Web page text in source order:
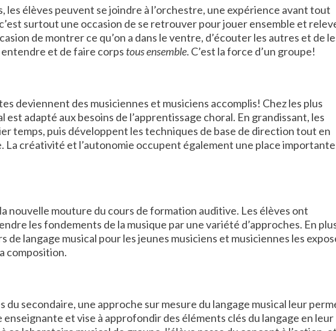
les élèves peuvent se joindre à l’orchestre, une expérience avant tout
surtout une occasion de se retrouver pour jouer ensemble et
de montrer ce qu’on a dans le ventre, d’écouter les autres et de
et de faire corps tous ensemble. C’est la force d’un groupe!
deviennent des musiciennes et musiciens accomplis! Chez les plus
est adapté aux besoins de l’apprentissage choral. En grandissant, les
temps, puis développent les techniques de base de direction tout en
créativité et l’autonomie occupent également une place importante
nouvelle mouture du cours de formation auditive. Les élèves ont
les fondements de la musique par une variété d’approches. En
de langage musical pour les jeunes musiciens et musiciennes les
composition.
du secondaire, une approche sur mesure du langage musical leur
enseignante et vise à approfondir des éléments clés du langage en leur